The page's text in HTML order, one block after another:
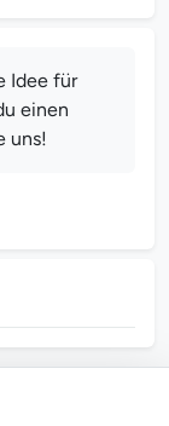
Idee für
einen
uns!